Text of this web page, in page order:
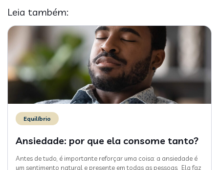
Leia também:
Equilíbrio
Ansiedade: por que ela consome tanto?
Antes de tudo, é importante reforçar uma coisa: a ansiedade é
um sentimento natural e presente em todas as pessoas. Ela faz